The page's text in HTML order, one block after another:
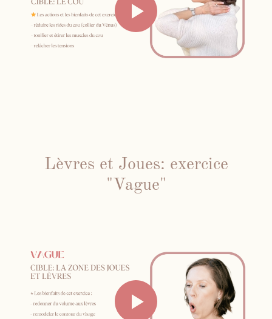
Lèvres et Joues: exercice
"Vague"